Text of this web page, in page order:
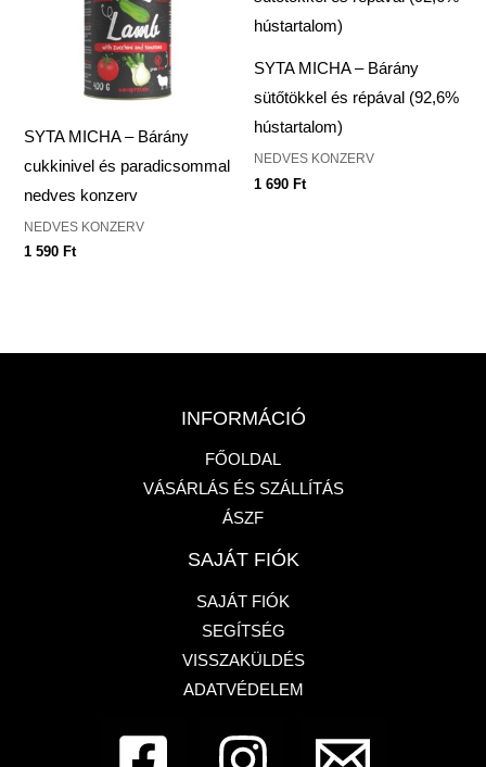
SYTA MICHA – Bárány
cukkinivel és paradicsommal
nedves konzerv
NEDVES KONZERV
1 590 Ft
SYTA MICHA – Bárány
sütőtökkel és répával (92,6%
hústartalom)
NEDVES KONZERV
1 690 Ft
INFORMÁCIÓ
FŐOLDAL
VÁSÁRLÁS ÉS SZÁLLÍTÁS
ÁSZF
SAJÁT FIÓK
SAJÁT FIÓK
SEGÍTSÉG
VISSZAKÜLDÉS
ADATVÉDELEM